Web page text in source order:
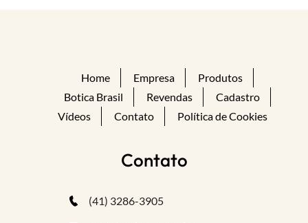
Home Empresa
Produtos
Botica Brasil
Revendas
Cadastro
Vídeos
Contato Política de Cookies
Contato
(41) 3286-3905